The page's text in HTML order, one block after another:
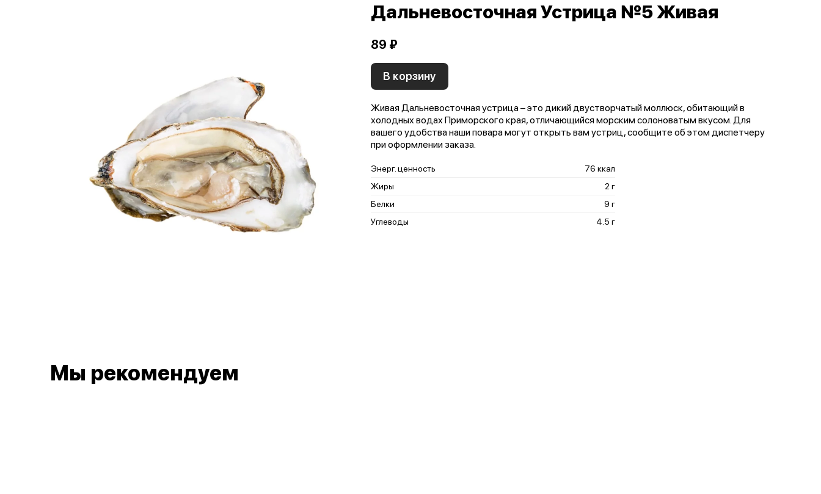
Дальневосточная Устрица №5 Живая
89 ₽
В корзину
Живая Дальневосточная устрица – это дикий двустворчатый моллюск, обитающий в
холодных водах Приморского края, отличающийся морским солоноватым вкусом. Для
вашего удобства наши повара могут открыть вам устриц, сообщите об этом диспетчеру
при оформлении заказа.
Энерг. ценность
76 ккал
Жиры
2 г
Белки
9 г
Углеводы
4.5 г
Мы рекомендуем